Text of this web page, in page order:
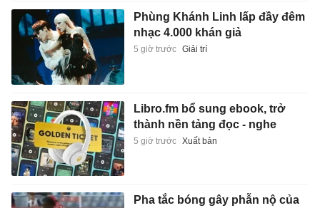
Phùng Khánh Linh lấp đầy đêm
nhạc 4.000 khán giả
5 giờ trước Giải trí
Libro.fm bổ sung ebook, trở
thành nền tảng đọc - nghe
5 giờ trước Xuất bản
Pha tắc bóng gây phẫn nộ của